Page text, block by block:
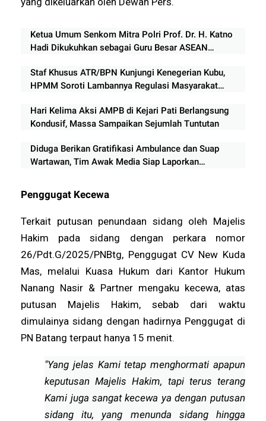
Ketua Umum Senkom Mitra Polri Prof. Dr. H. Katno
Hadi Dikukuhkan sebagai Guru Besar ASEAN
Staf Khusus ATR/BPN Kunjungi Kenegerian Kubu,
HPMM Soroti Lambannya Regulasi Masyarakat
Hari Kelima Aksi AMPB di Kejari Pati Berlangsung
Kondusif, Massa Sampaikan Sejumlah Tuntutan
Diduga Berikan Gratifikasi Ambulance dan Suap
Wartawan, Tim Awak Media Siap Laporkan
Penggugat Kecewa
Terkait putusan penundaan sidang oleh Majelis
Hakim pada sidang dengan perkara nomor
26/Pdt.G/2025/PNBtg, Penggugat CV New Kuda
Mas, melalui Kuasa Hukum dari Kantor Hukum
Nanang Nasir & Partner mengaku kecewa, atas
putusan Majelis Hakim, sebab dari waktu
dimulainya sidang dengan hadirnya Penggugat di
PN Batang terpaut hanya 15 menit.
"Yang jelas Kami tetap menghormati apapun
keputusan Majelis Hakim, tapi terus terang
Kami juga sangat kecewa ya dengan putusan
sidang itu, yang menunda sidang hingga